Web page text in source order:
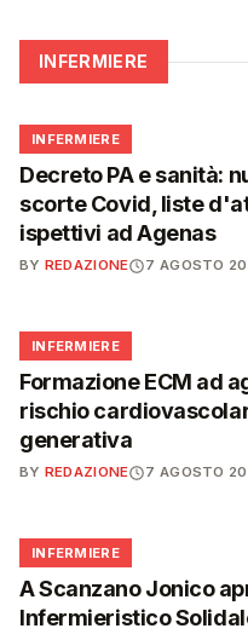
INFERMIERE
🩺
INFERMIERE
Decreto PA e sanità:
scorte Covid, liste
ispettivi ad Agenas
BY REDAZIONE 7 AGOSTO
🩺
INFERMIERE
Formazione ECM ad
rischio
generativa
BY REDAZIONE 7 AGOSTO
🩺
INFERMIERE
A Scanzano Jonico
Infermieristico